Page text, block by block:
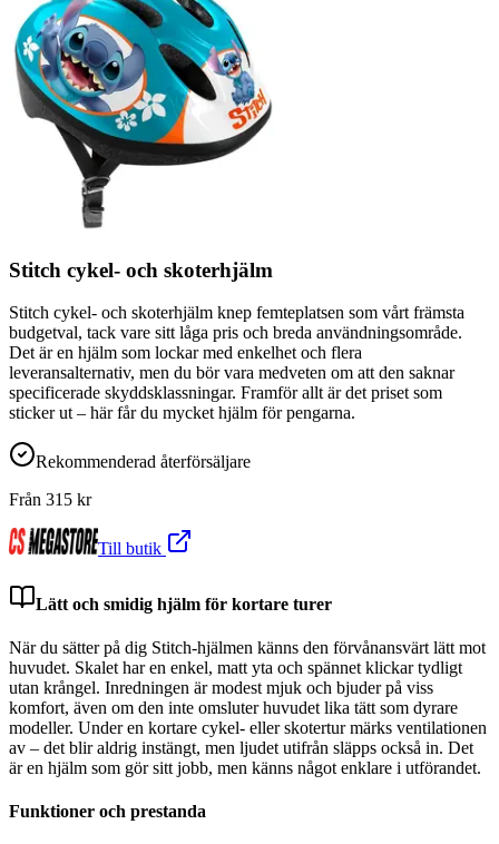
Stitch cykel- och skoterhjälm
Stitch cykel- och skoterhjälm knep femteplatsen som vårt främsta
budgetval, tack vare sitt låga pris och breda användningsområde.
Det är en hjälm som lockar med enkelhet och flera
leveransalternativ, men du bör vara medveten om att den saknar
specificerade skyddsklassningar. Framför allt är det priset som
sticker ut – här får du mycket hjälm för pengarna.
Rekommenderad återförsäljare
Från 315 kr
Till butik
Lätt och smidig hjälm för kortare turer
När du sätter på dig Stitch-hjälmen känns den förvånansvärt lätt mot
huvudet. Skalet har en enkel, matt yta och spännet klickar tydligt
utan krångel. Inredningen är modest mjuk och bjuder på viss
komfort, även om den inte omsluter huvudet lika tätt som dyrare
modeller. Under en kortare cykel- eller skotertur märks ventilationen
av – det blir aldrig instängt, men ljudet utifrån släpps också in. Det
är en hjälm som gör sitt jobb, men känns något enklare i utförandet.
Funktioner och prestanda